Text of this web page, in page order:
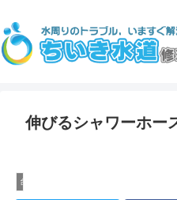
伸びるシャワーホー
台所